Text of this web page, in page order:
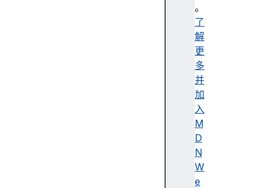
。
了
解
更
多
并
加
入
M
D
N
W
e